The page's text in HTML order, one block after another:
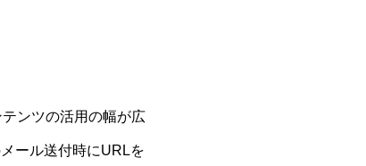
ンツの活用の幅が広
ール送付時にURLを